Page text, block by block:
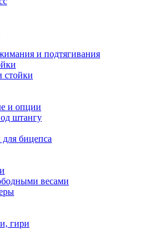
и подтягивания
стойки
и опции
штангу
бицепса
весами
гири